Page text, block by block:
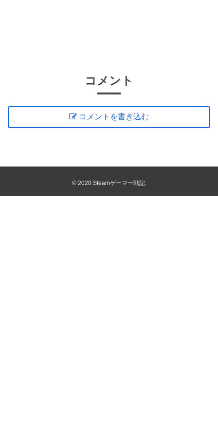
コメント
コメントを書き込む
© 2020 Steamゲーマー戦記.